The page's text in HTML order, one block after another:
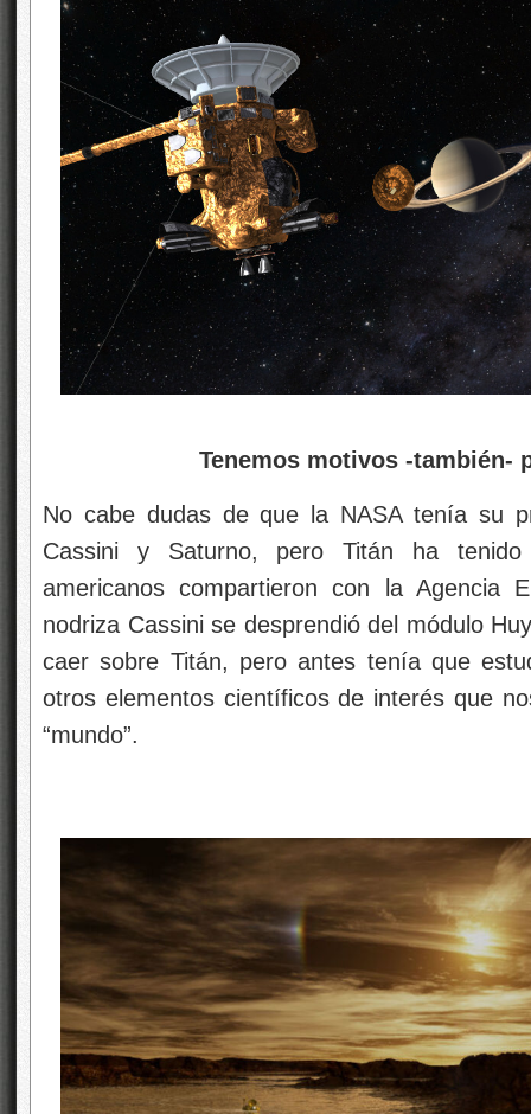
Tenemos motivos -también-
No cabe dudas de que la NASA tenía su
Cassini y Saturno, pero Titán ha
americanos compartieron con la Agencia
nodriza Cassini se desprendió del módulo
caer sobre Titán, pero antes tenía que
otros elementos científicos de interés que
“mundo”.